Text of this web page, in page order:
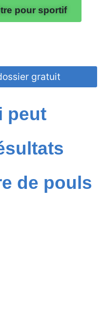
pour sportif
gratuit
peut
de pouls